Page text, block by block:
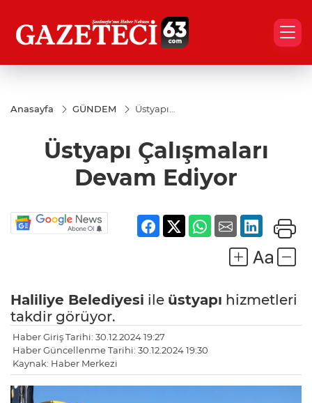
Anasayfa GÜNDEM
Üstyapı
Ediyor
Üstyapı Çalışmaları
Devam Ediyor
Haliliye Belediyesi ile üstyapı hizmetleri
takdir görüyor.
Haber Giriş Tarihi: 30.12.2024 19:27
Haber Güncellenme Tarihi: 30.12.2024 19:30
Kaynak: Haber Merkezi